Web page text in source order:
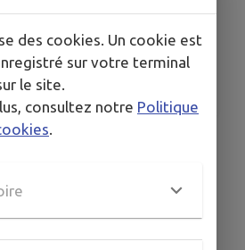
annoncées la
au samedi 19 septembre
des cookies. Un cookie est
sur votre terminal
le site.
consultez notre Politique
.